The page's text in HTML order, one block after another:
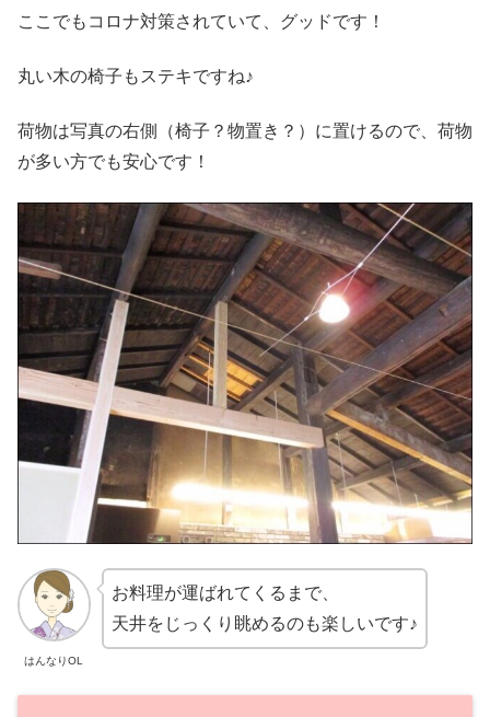
ここでもコロナ対策されていて、グッドです！
丸い木の椅子もステキですね♪
荷物は写真の右側（椅子？物置き？）に置けるので、荷物
が多い方でも安心です！
はんなりOL
お料理が運ばれてくるまで、
天井をじっくり眺めるのも楽しいです♪